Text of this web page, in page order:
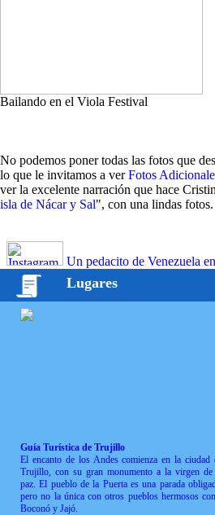
Bailando en el Viola Festival
No podemos poner todas las fotos que
lo que le invitamos a verFotos
ver la excelente narración que hace
isla de Nácar y Sal", con una lindas fotos.
Un pedacito de Venezuela
Lugares
Guía Turística de Trujillo
El encanto de los Andes comienza en la ciudad
Trujillo, con su gran monumento a la virgen de
paz. El pueblo de la Puerta es una parada
pero no la única con otros pueblos hermosos
Boconó y Jajó.